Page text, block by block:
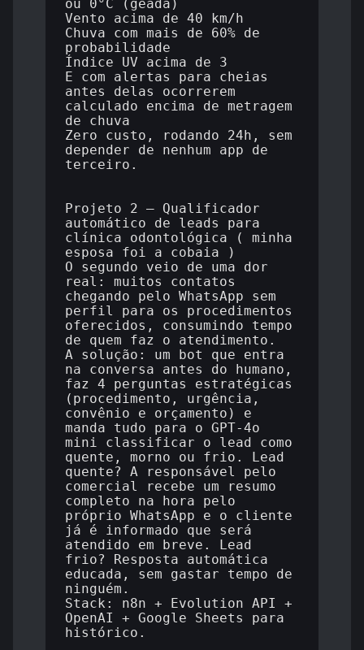
ou 0°C (geada)
Vento acima de 40 km/h
Chuva com mais de 60% de
probabilidade
Índice UV acima de 3
E com alertas para cheias
antes delas ocorrerem
calculado encima de metragem
de chuva
Zero custo, rodando 24h, sem
depender de nenhum app de
terceiro.
Projeto 2 — Qualificador
automático de leads para
clínica odontológica ( minha
esposa foi a cobaia )
O segundo veio de uma dor
real: muitos contatos
chegando pelo WhatsApp sem
perfil para os procedimentos
oferecidos, consumindo tempo
de quem faz o atendimento.
A solução: um bot que entra
na conversa antes do humano,
faz 4 perguntas estratégicas
(procedimento, urgência,
convênio e orçamento) e
manda tudo para o GPT-4o
mini classificar o lead como
quente, morno ou frio. Lead
quente? A responsável pelo
comercial recebe um resumo
completo na hora pelo
próprio WhatsApp e o cliente
já é informado que será
atendido em breve. Lead
frio? Resposta automática
educada, sem gastar tempo de
ninguém.
Stack: n8n + Evolution API +
OpenAI + Google Sheets para
histórico.